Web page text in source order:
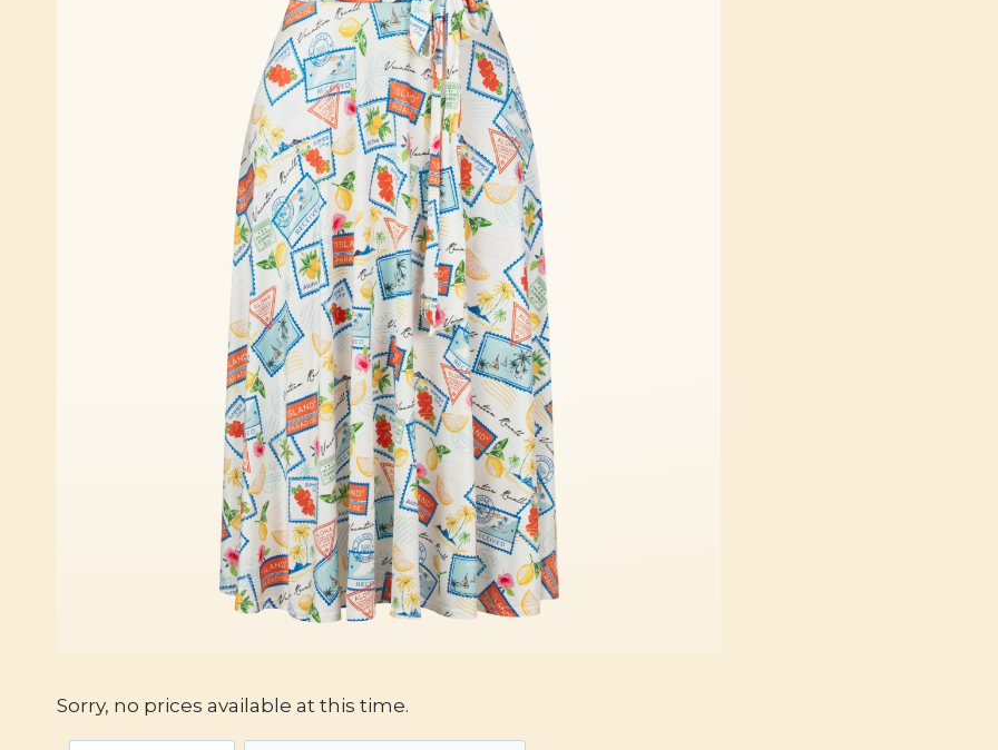
Sorry, no prices available at this time.